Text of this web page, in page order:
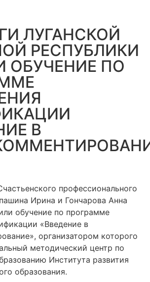
ЛУГАНСКОЙ
РЕСПУБЛИКИ
ОБУЧЕНИЕ ПО
В
профессионального
Ирина и Гончарова Анна
обучение по программе
«Введение в
организатором которого
методический центр по
Института развития
образования.